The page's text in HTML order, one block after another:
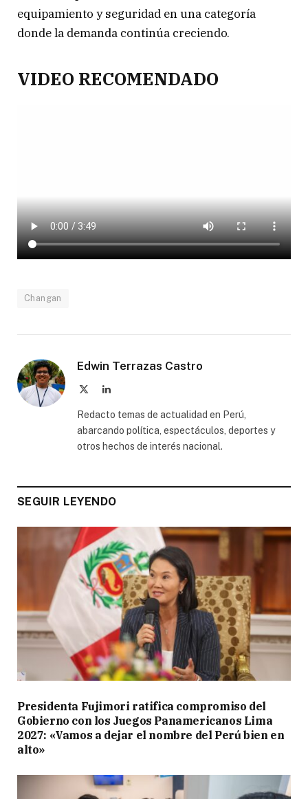
equipamiento y seguridad en una categoría
donde la demanda continúa creciendo.
VIDEO RECOMENDADO
Changan
Edwin Terrazas Castro
LinkedIn
Redacto temas de actualidad en Perú,
abarcando política, espectáculos, deportes y
otros hechos de interés nacional.
SEGUIR LEYENDO
Presidenta Fujimori ratifica compromiso del
Gobierno con los Juegos Panamericanos Lima
2027: «Vamos a dejar el nombre del Perú bien en
alto»